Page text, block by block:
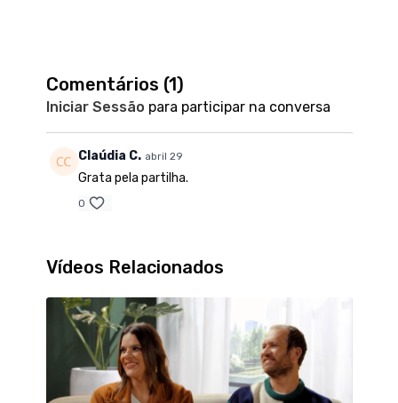
Comentários (1)
Iniciar Sessão para participar na conversa
Claúdia C. abril 29
Grata pela partilha.
0
Vídeos Relacionados